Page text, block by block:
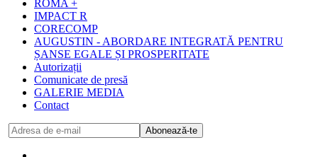
ROMA +
IMPACT R
CORECOMP
AUGUSTIN - ABORDARE INTEGRATĂ PENTRU
ȘANSE EGALE ȘI PROSPERITATE
Autorizații
Comunicate de presă
GALERIE MEDIA
Contact
Abonează-te